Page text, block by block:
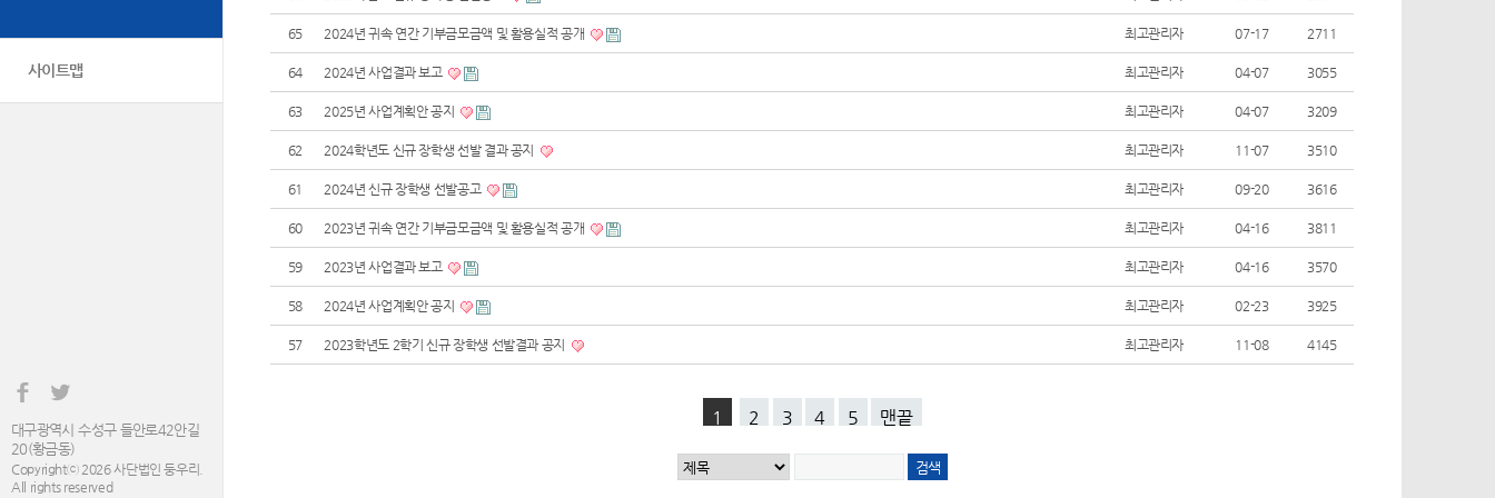
사이트맵
65 2024년 귀속 연간 기부금모금액 및 활용실적 공개 최고관리자 07-17 2711
64 2024년 사업결과 보고 최고관리자 04-07 3055
63 2025년 사업계획안 공지 최고관리자 04-07 3209
62 2024학년도 신규 장학생 선발 결과 공지 최고관리자 11-07 3510
61 2024년 신규 장학생 선발공고 최고관리자 09-20 3616
60 2023년 귀속 연간 기부금모금액 및 활용실적 공개 최고관리자 04-16 3811
59 2023년 사업결과 보고 최고관리자 04-16 3570
58 2024년 사업계획안 공지 최고관리자 02-23 3925
57 2023학년도 2학기 신규 장학생 선발결과 공지 최고관리자 11-08 4145
1 2 3 4 5 맨끝
대구광역시 수성구 들안로42안길
20(황금동)
Copyrightⓒ 2026 사단법인 둥우리.
All rights reserved